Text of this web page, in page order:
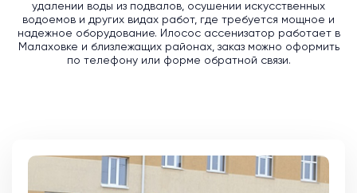
удалении воды из подвалов, осушении искусственных
водоемов и других видах работ, где требуется мощное и
надежное оборудование. Илосос ассенизатор работает в
Малаховке и близлежащих районах, заказ можно оформить
по телефону или форме обратной связи.